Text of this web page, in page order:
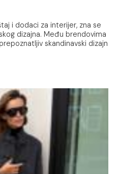
i dodaci za interijer, zna se
dizajna. Među brendovima
skandinavski dizajn